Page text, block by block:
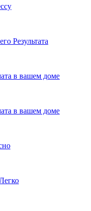
Результата
в вашем доме
в вашем доме